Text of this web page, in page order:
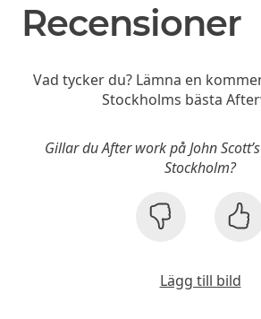
Recensioner
Vad tycker du? Lämna en
Stockholms bästa
Gillar du After work på John
Stockholm?
Lägg till bild